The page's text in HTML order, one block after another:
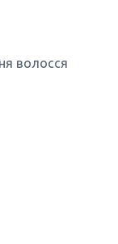
волосся